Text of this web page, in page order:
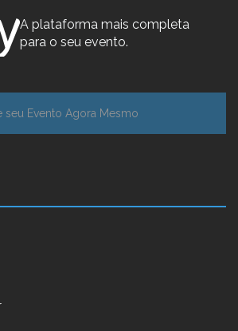
A plataforma mais completa
para o seu evento.
seu Evento Agora Mesmo